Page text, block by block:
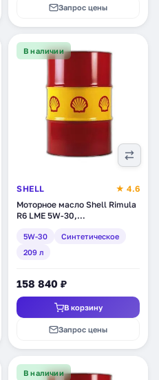
Запрос цены
В наличии
SHELL
★ 4.6
Моторное масло Shell Rimula
R6 LME 5W-30,
(550014290)
5W-30
Синтетическое
209 л
158 840 ₽
В корзину
Запрос цены
В наличии